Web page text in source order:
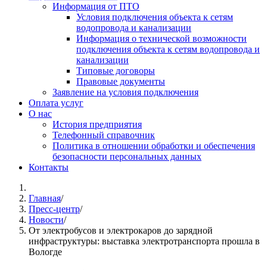
Информация от ПТО
Условия подключения объекта к сетям
водопровода и канализации
Информация о технической возможности
подключения объекта к сетям водопровода и
канализации
Типовые договоры
Правовые документы
Заявление на условия подключения
Оплата услуг
О нас
История предприятия
Телефонный справочник
Политика в отношении обработки и обеспечения
безопасности персональных данных
Контакты
Главная/
Пресс-центр/
Новости/
От электробусов и электрокаров до зарядной
инфраструктуры: выставка электротранспорта прошла в
Вологде